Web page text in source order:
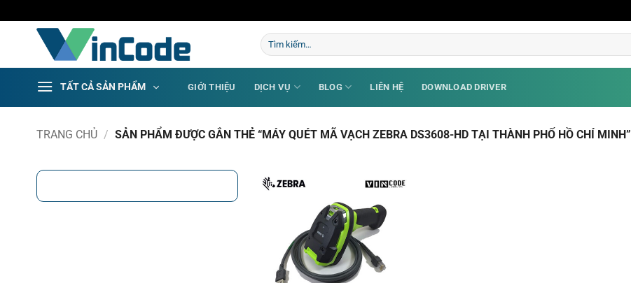
qua
Tìm
kiếm:
TẤT CẢ SẢN PHẨM GIỚI THIỆU DỊCH VỤ BLOG LIÊN HỆ DOWNLOAD DRIVER
TRANG CHỦ / SẢN PHẨM ĐƯỢC GẮN THẺ “MÁY QUÉT MÃ VẠCH ZEBRA DS3608-HD TẠI THÀNH PHỐ HỒ CHÍ MINH”